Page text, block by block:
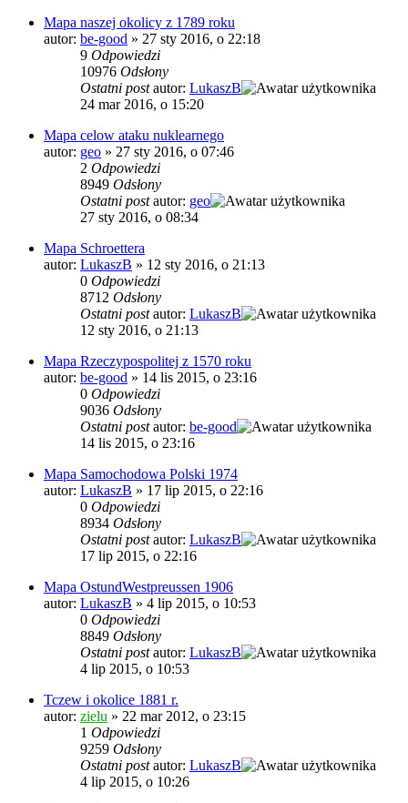
Mapa naszej okolicy z 1789 roku
autor: be-good » 27 sty 2016, o 22:18
9 Odpowiedzi
10976 Odsłony
Ostatni postautor: LukaszB
24 mar 2016, o 15:20
Mapa celow ataku nuklearnego
autor: geo » 27 sty 2016, o 07:46
2 Odpowiedzi
8949 Odsłony
Ostatni postautor: geo
27 sty 2016, o 08:34
Mapa Schroettera
autor: LukaszB » 12 sty 2016, o 21:13
0 Odpowiedzi
8712 Odsłony
Ostatni postautor: LukaszB
12 sty 2016, o 21:13
Mapa Rzeczypospolitej z 1570 roku
autor: be-good » 14 lis 2015, o 23:16
0 Odpowiedzi
9036 Odsłony
Ostatni postautor: be-good
14 lis 2015, o 23:16
Mapa Samochodowa Polski 1974
autor: LukaszB » 17 lip 2015, o 22:16
0 Odpowiedzi
8934 Odsłony
Ostatni postautor: LukaszB
17 lip 2015, o 22:16
Mapa OstundWestpreussen 1906
autor: LukaszB » 4 lip 2015, o 10:53
0 Odpowiedzi
8849 Odsłony
Ostatni postautor: LukaszB
4 lip 2015, o 10:53
Tczew i okolice 1881 r.
autor: zielu » 22 mar 2012, o 23:15
1 Odpowiedzi
9259 Odsłony
Ostatni postautor: LukaszB
4 lip 2015, o 10:26